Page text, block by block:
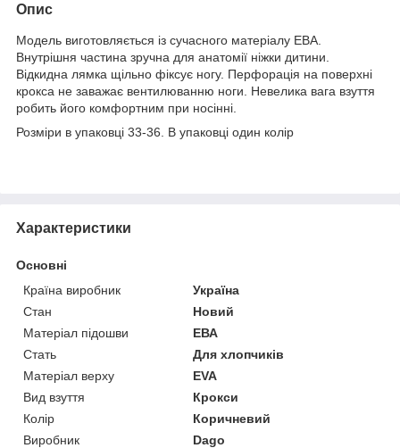
Опис
Модель виготовляється із сучасного матеріалу ЕВА.
Внутрішня частина зручна для анатомії ніжки дитини.
Відкидна лямка щільно фіксує ногу. Перфорація на поверхні
крокса не заважає вентилюванню ноги. Невелика вага взуття
робить його комфортним при носінні.
Розміри в упаковці 33-36. В упаковці один колір
Характеристики
Основні
Країна виробник
Україна
Стан
Новий
Матеріал підошви
ЕВА
Стать
Для хлопчиків
Матеріал верху
EVA
Вид взуття
Крокси
Колір
Коричневий
Виробник
Dago